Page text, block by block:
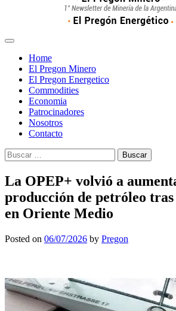
Home
El Pregon Minero
El Pregon Energetico
Commodities
Economia
Patrocinadores
Nosotros
Contacto
Buscar:
La OPEP+ volvió a
producción de petróleo
en Oriente Medio
Posted on 06/07/2026 by Pregon